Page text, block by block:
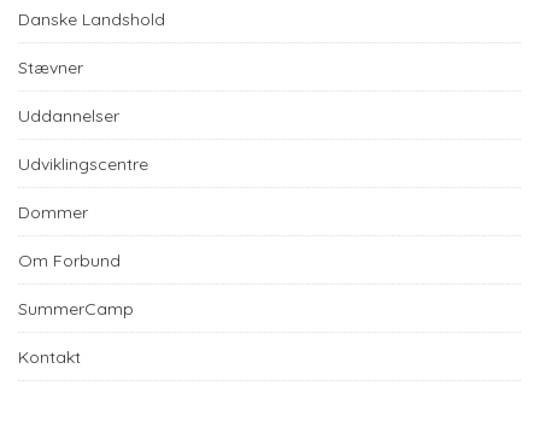
Danske Landshold
Stævner
Uddannelser
Udviklingscentre
Dommer
Om Forbund
SummerCamp
Kontakt